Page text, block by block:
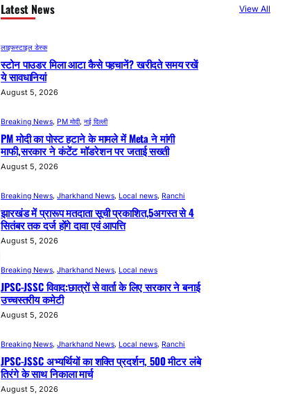
Latest News View All
लाइफस्टाइल डेस्क
स्टोन पाउडर मिला आटा कैसे पहचानें? खरीदते समय रखें
ये सावधानियां
August 5, 2026
Breaking News, PM मोदी, नई दिल्ली
PM मोदी का पोस्ट हटाने के मामले में Meta ने मांगी
माफी,सरकार ने कंटेंट मॉडरेशन पर जताई सख्ती
August 5, 2026
Breaking News, Jharkhand News, Local news, Ranchi
झारखंड में प्रारूप मतदाता सूची प्रकाशित,5अगस्त से 4
सितंबर तक दर्ज होंगे दावा एवं आपत्ति
August 5, 2026
Breaking News, Jharkhand News, Local news
JPSC-JSSC विवाद:छात्रों से वार्ता के लिए सरकार ने बनाई
उच्चस्तरीय कमेटी
August 5, 2026
Breaking News, Jharkhand News, Local news, Ranchi
JPSC-JSSC अभ्यर्थियों का शक्ति प्रदर्शन, 500 मीटर लंबे
तिरंगे के साथ निकाला मार्च
August 5, 2026